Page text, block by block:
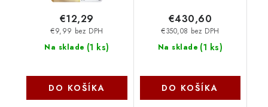
Na sklade (1 ks)
€9,99 bez DPH
€12,29
DO KOŠÍKA
Na sklade (1 ks)
€350,08 bez DPH
€430,60
DO KOŠÍKA